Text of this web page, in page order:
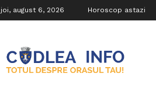
joi, august 6, 2026 Horoscop astazi
Info